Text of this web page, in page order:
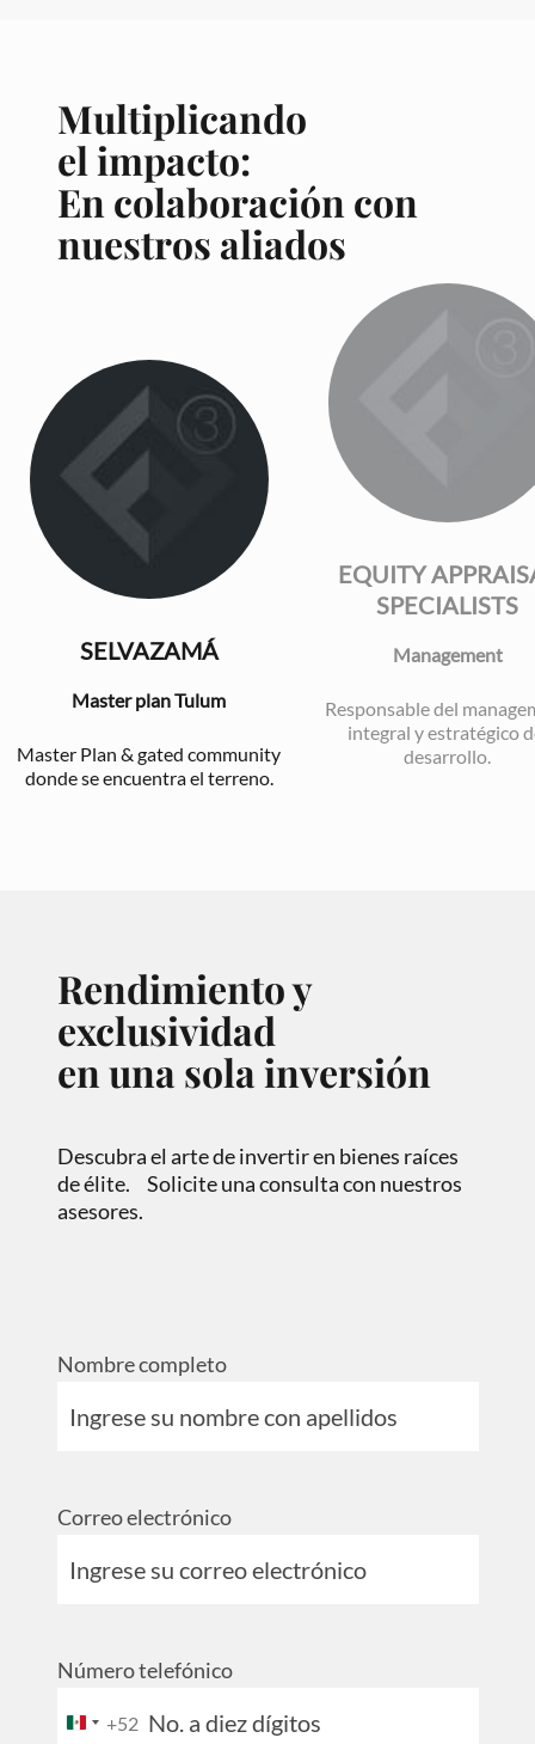
Multiplicando
el impacto:
En colaboración con
nuestros aliados
SELVAZAMÁ
Master plan Tulum
Master Plan & gated community
donde se encuentra el terreno.
EQUITY
SPECIALISTS
Management
Responsable del
integral y estratégico
desarrollo.
Rendimiento y
exclusividad
en una sola inversión
Descubra el arte de invertir en bienes raíces
de élite. Solicite una consulta con nuestros
asesores.
Nombre completo
Correo electrónico
Número telefónico
Mexico
+52